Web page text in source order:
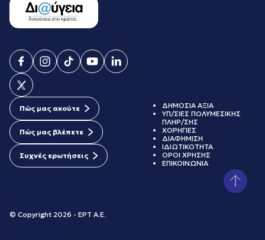
Πώς μας ακούτε
Πώς μας βλέπετε
Συχνές ερωτήσεις
© Copyright 2026 - ΕΡΤ Α.Ε.
ΔΗΜΟΣΙΑ ΑΞΙΑ
ΥΠ/ΣΙΕΣ ΠΟΛΥΜΕΣΙΚΗΣ
ΠΛΗΡ/ΣΗΣ
ΧΟΡΗΓΙΕΣ
ΔΙΑΦΗΜΙΣΗ
ΙΔΙΩΤΙΚΟΤΗΤΑ
ΟΡΟΙ ΧΡΗΣΗΣ
ΕΠΙΚΟΙΝΩΝΙΑ